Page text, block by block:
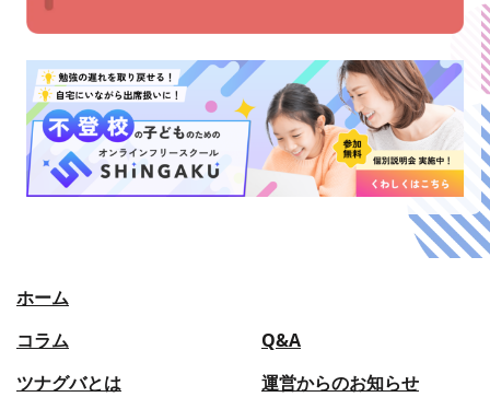
ホーム
コラム
Q&A
ツナグバとは
運営からのお知らせ